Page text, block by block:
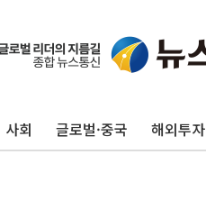
사회 글로벌·중국 해외투자